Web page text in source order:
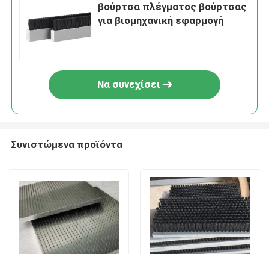
βούρτσα πλέγματος βούρτσας
για βιομηχανική εφαρμογή
Να συνεχίσει
Συνιστώμενα προϊόντα